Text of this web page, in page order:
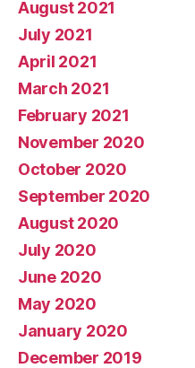
August 2021
July 2021
April 2021
March 2021
February 2021
November 2020
October 2020
September 2020
August 2020
July 2020
June 2020
May 2020
January 2020
December 2019